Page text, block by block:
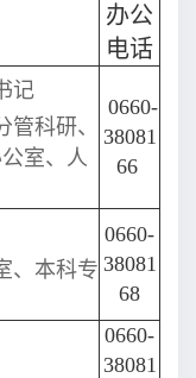
办公
电话
记
管科研、
室、人
0660-
38081
66
、本科专
0660-
38081
68
0660-
38081